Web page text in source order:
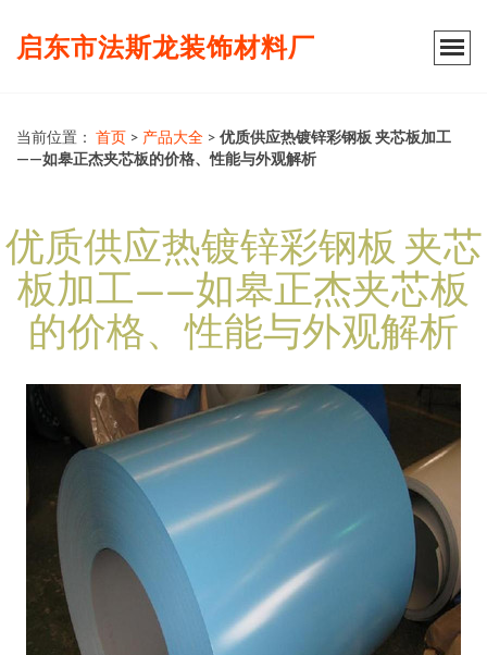
启东市法斯龙装饰材料厂
当前位置： 首页 > 产品大全 > 优质供应热镀锌彩钢板 夹芯板加工
——如皋正杰夹芯板的价格、性能与外观解析
优质供应热镀锌彩钢板 夹芯
板加工——如皋正杰夹芯板
的价格、性能与外观解析